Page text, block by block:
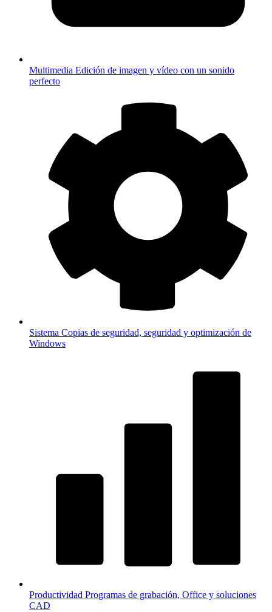
Multimedia Edición de imagen y vídeo con un sonido
perfecto
Sistema Copias de seguridad, seguridad y optimización de
Windows
Productividad Programas de grabación, Office y soluciones
CAD